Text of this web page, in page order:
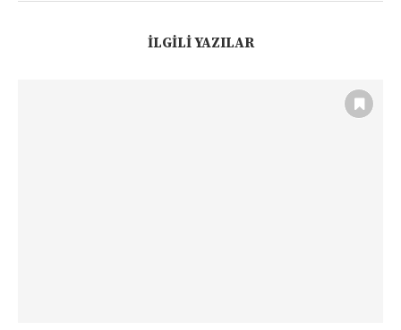
İLGILI YAZILAR